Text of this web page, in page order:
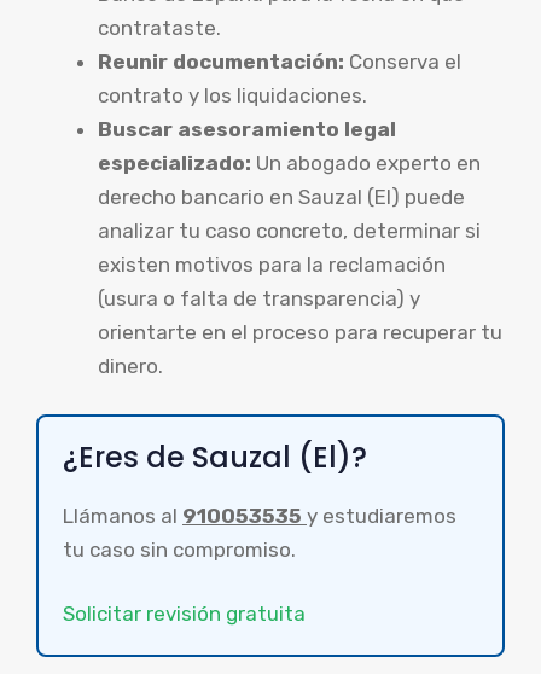
contrataste.
Reunir documentación: Conserva el
contrato y los liquidaciones.
Buscar asesoramiento legal
especializado: Un abogado experto en
derecho bancario en Sauzal (El) puede
analizar tu caso concreto, determinar si
existen motivos para la reclamación
(usura o falta de transparencia) y
orientarte en el proceso para recuperar tu
dinero.
¿Eres de Sauzal (El)?
Llámanos al 910053535 y estudiaremos
tu caso sin compromiso.
Solicitar revisión gratuita